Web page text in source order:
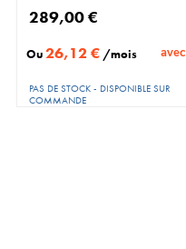
289,00 €
Ou26,12 € /mois avec
PAS DE STOCK - DISPONIBLE SUR
COMMANDE